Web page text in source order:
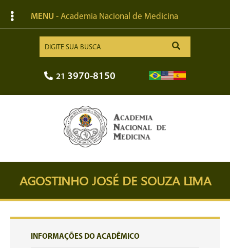
MENU - Academia Nacional de Medicina
21 3970-8150
AGOSTINHO JOSÉ DE SOUZA LIMA
INFORMAÇÕES DO ACADÊMICO